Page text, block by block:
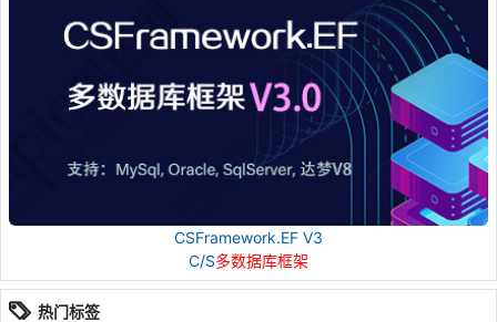
CSFramework.EF V3
C/S多数据库框架
热门标签